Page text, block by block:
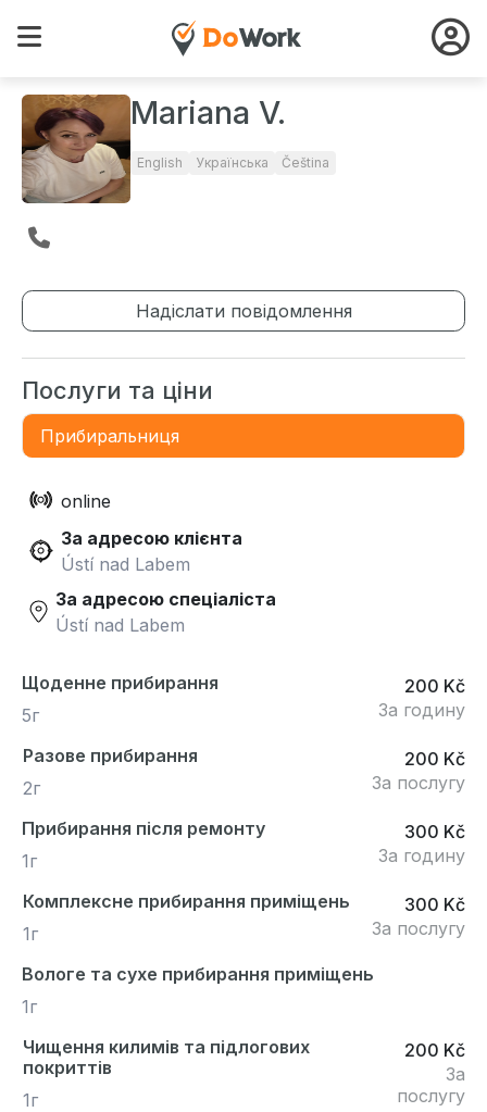
Mariana V.
English Українська Čeština
Надіслати повідомлення
Послуги та ціни
Прибиральниця
online
За адресою клієнта
Ústí nad Labem
За адресою спеціаліста
Ústí nad Labem
Щоденне прибирання
5г
200 Kč
За годину
Разове прибирання
2г
200 Kč
За послугу
Прибирання після ремонту
1г
300 Kč
За годину
Комплексне прибирання приміщень
1г
300 Kč
За послугу
Вологе та сухе прибирання приміщень
1г
Чищення килимів та підлогових
покриттів
1г
200 Kč
За
послугу